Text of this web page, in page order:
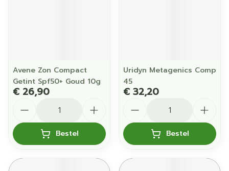
Avene Zon Compact
Getint Spf50+ Goud 10g
€ 26,90
Bestel
Uridyn Metagenics Comp
45
€ 32,20
Bestel